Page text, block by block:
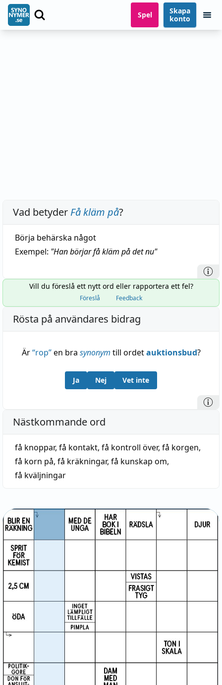
Spel
Skapa
konto
Vad betyder Få kläm på?
Börja behärska något
Exempel: "Han börjar få kläm på det nu"
Vill du föreslå ett nytt ord eller rapportera ett fel?
Föreslå Feedback
Rösta på användares bidrag
Är“rop”en bra synonym till ordetauktionsbud?
Ja Nej Vet inte
Nästkommande ord
få knoppar, få kontakt, få kontroll över, få korgen,
få korn på, få kräkningar, få kunskap om,
få kväljningar